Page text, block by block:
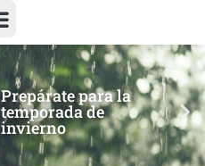
Prepárate para la
temporada de
invierno